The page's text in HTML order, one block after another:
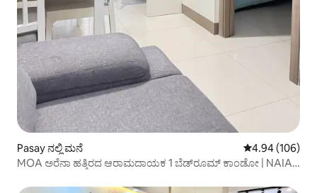
Pasay ನಲ್ಲಿ ಮನೆ 5 ರಲ್ಲಿ 4.94
4.94 (106)
MOA ಅರೆನಾ ಹತ್ತಿರದ ಆರಾಮದಾಯಕ 1 ಬೆಡ್‌ರೂಮ್ ಕಾಂಡೋ | NAIA